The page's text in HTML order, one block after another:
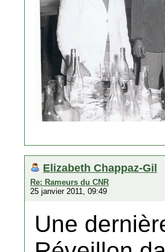
Elizabeth Chappaz-Gil
Re: Rameurs du CNR
25 janvier 2011, 09:49
Une